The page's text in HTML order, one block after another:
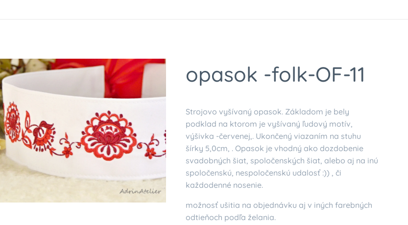
opasok -folk-OF-11
Strojovo vyšívaný opasok. Základom je bely
podklad na ktorom je vyšívaný ľudový motív,
výšivka -červenej,. Ukončený viazaním na stuhu
šírky 5,0cm, . Opasok je vhodný ako dozdobenie
svadobných šiat, spoločenských šiat, alebo aj na inú
spoločenskú, nespoločenskú udalosť :)) , či
každodenné nosenie.
možnosť ušitia na objednávku aj v iných farebných
odtieňoch podľa želania.